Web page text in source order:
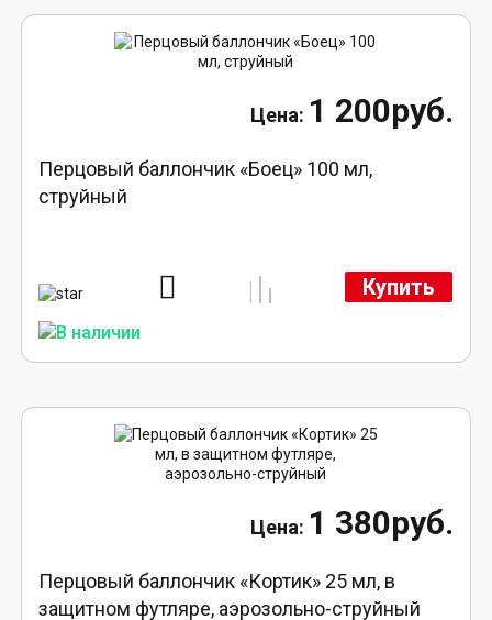
1 200руб.
Перцовый баллончик «Боец» 100 мл,
струйный
Купить
1 380руб.
Перцовый баллончик «Кортик» 25 мл, в
защитном футляре, аэрозольно-струйный